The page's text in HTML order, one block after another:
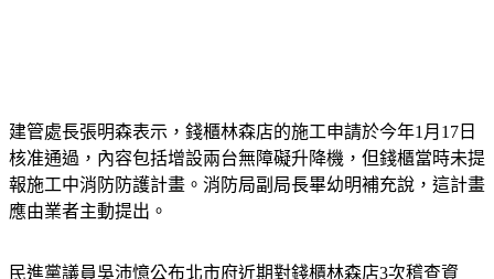
建管處長張明森表示，錢櫃林森店的施工申請於今年1月17日
核准通過，內容包括增設兩台無障礙升降機，但錢櫃當時未提
報施工中消防防護計畫。消防局副局長畢幼明補充說，這計畫